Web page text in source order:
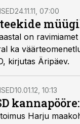
24.11.11, 07:00
ravimiamet määranud ravimireklaami nõuete rikkumise
suurem trahv – 25 000 eurot– määrati ravimifirmale
kirjutas Äripäev.
10.01.12, 10:13
maakohtus istung, et arutada ravimifirma